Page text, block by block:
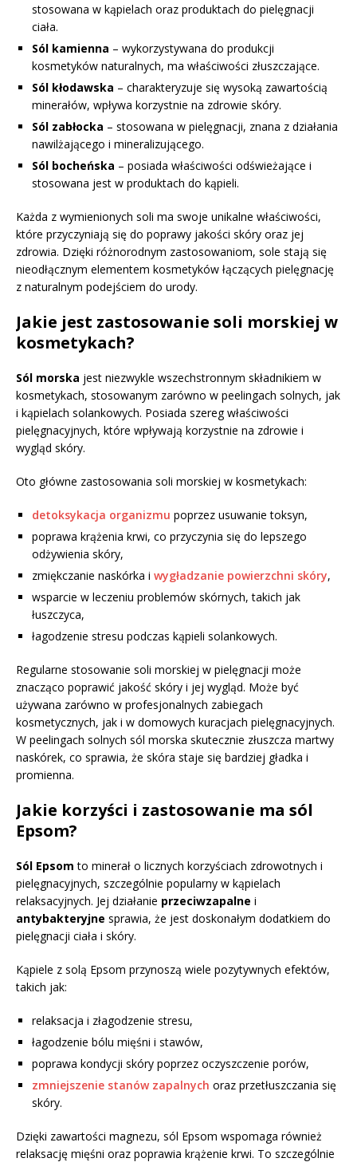
stosowana w kąpielach oraz produktach do pielęgnacji
ciała.
Sól kamienna – wykorzystywana do produkcji
kosmetyków naturalnych, ma właściwości złuszczające.
Sól kłodawska – charakteryzuje się wysoką zawartością
minerałów, wpływa korzystnie na zdrowie skóry.
Sól zabłocka – stosowana w pielęgnacji, znana z działania
nawilżającego i mineralizującego.
Sól bocheńska – posiada właściwości odświeżające i
stosowana jest w produktach do kąpieli.
Każda z wymienionych soli ma swoje unikalne właściwości,
które przyczyniają się do poprawy jakości skóry oraz jej
zdrowia. Dzięki różnorodnym zastosowaniom, sole stają się
nieodłącznym elementem kosmetyków łączących pielęgnację
z naturalnym podejściem do urody.
Jakie jest zastosowanie soli morskiej w
kosmetykach?
Sól morska jest niezwykle wszechstronnym składnikiem w
kosmetykach, stosowanym zarówno w peelingach solnych, jak
i kąpielach solankowych. Posiada szereg właściwości
pielęgnacyjnych, które wpływają korzystnie na zdrowie i
wygląd skóry.
Oto główne zastosowania soli morskiej w kosmetykach:
detoksykacja organizmu poprzez usuwanie toksyn,
poprawa krążenia krwi, co przyczynia się do lepszego
odżywienia skóry,
zmiękczanie naskórka i wygładzanie powierzchni skóry,
wsparcie w leczeniu problemów skórnych, takich jak
łuszczyca,
łagodzenie stresu podczas kąpieli solankowych.
Regularne stosowanie soli morskiej w pielęgnacji może
znacząco poprawić jakość skóry i jej wygląd. Może być
używana zarówno w profesjonalnych zabiegach
kosmetycznych, jak i w domowych kuracjach pielęgnacyjnych.
W peelingach solnych sól morska skutecznie złuszcza martwy
naskórek, co sprawia, że skóra staje się bardziej gładka i
promienna.
Jakie korzyści i zastosowanie ma sól
Epsom?
Sól Epsom to minerał o licznych korzyściach zdrowotnych i
pielęgnacyjnych, szczególnie popularny w kąpielach
relaksacyjnych. Jej działanie przeciwzapalne i
antybakteryjne sprawia, że jest doskonałym dodatkiem do
pielęgnacji ciała i skóry.
Kąpiele z solą Epsom przynoszą wiele pozytywnych efektów,
takich jak:
relaksacja i złagodzenie stresu,
łagodzenie bólu mięśni i stawów,
poprawa kondycji skóry poprzez oczyszczenie porów,
zmniejszenie stanów zapalnych oraz przetłuszczania się
skóry.
Dzięki zawartości magnezu, sól Epsom wspomaga również
relaksację mięśni oraz poprawia krążenie krwi. To szczególnie